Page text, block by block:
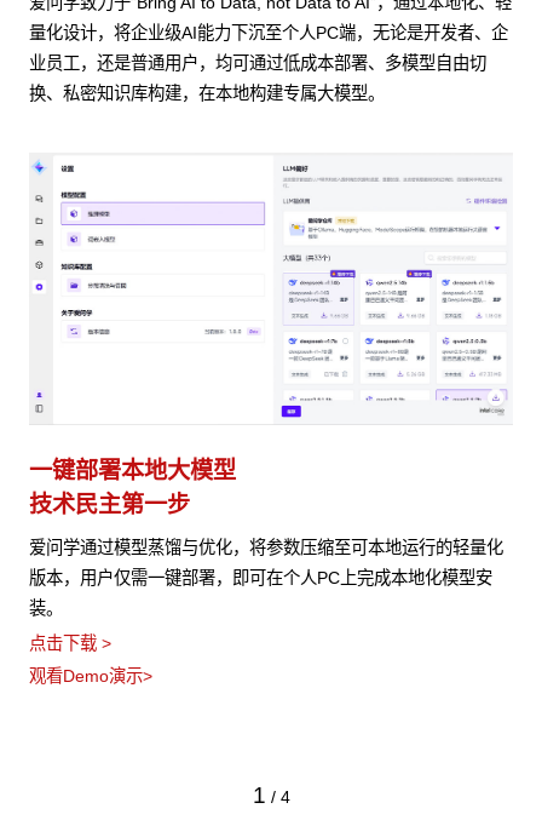
量化设计，将企业级AI能力下沉至个人PC端，无论是开发者、企
业员工，还是普通用户，均可通过低成本部署、多模型自由切
换、私密知识库构建，在本地构建专属大模型。
一键部署本地大模型
技术民主第一步
爱问学通过模型蒸馏与优化，将参数压缩至可本地运行的轻量化
版本，用户仅需一键部署，即可在个人PC上完成本地化模型安
装。
点击下载 >
观看Demo演示>
1 / 4